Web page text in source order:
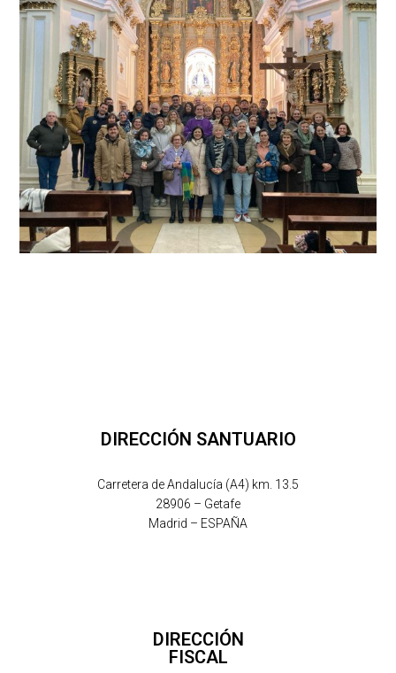
DIRECCIÓN SANTUARIO
Carretera de Andalucía (A4) km. 13.5
28906 – Getafe
Madrid – ESPAÑA
DIRECCIÓN
FISCAL